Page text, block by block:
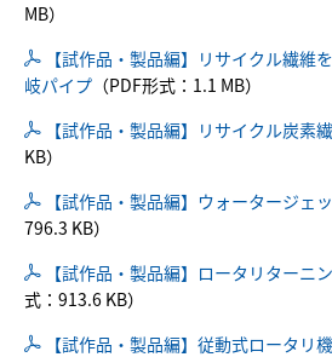
MB）
【試作品・製品編】リサイクル繊維
岐パイプ （PDF形式：1.1 MB）
【試作品・製品編】リサイクル炭素
KB）
【試作品・製品編】ウォータージェ
796.3 KB）
【試作品・製品編】ロータリターニ
式：913.6 KB）
【試作品・製品編】従動式ロータリ